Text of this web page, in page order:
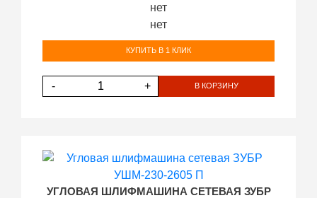
нет
нет
КУПИТЬ В 1 КЛИК
- + В КОРЗИНУ
УГЛОВАЯ ШЛИФМАШИНА СЕТЕВАЯ ЗУБР